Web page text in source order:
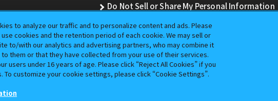
Do Not Sell or Share My Personal Information
サイトに掲載されている全ての画像、文章、データの無断転用、転載をお断りします。
ガシャポン」は株式会社バンダイの登録商標です。
to analyze our traffic and to personalize content and ads. Please
cookies and the retention period of each cookie. We may sell or
to/with our analytics and advertising partners, who may combine it
them or that they have collected from your use of their services.
users under 16 years of age. Please click “Reject All Cookies” if you
customize your cookie settings, please click “Cookie Settings”.